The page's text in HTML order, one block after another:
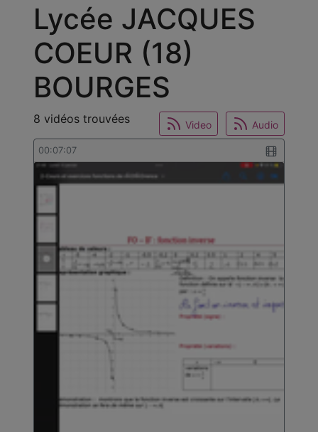
Lycée JACQUES
COEUR (18)
BOURGES
Video Audio
8 vidéos trouvées
00:07:07